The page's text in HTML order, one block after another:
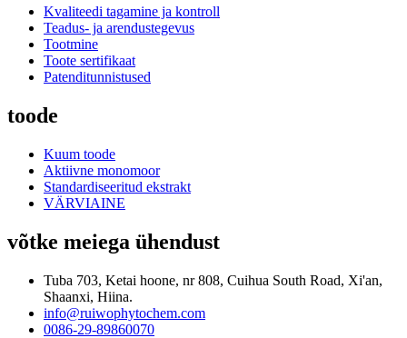
Kvaliteedi tagamine ja kontroll
Teadus- ja arendustegevus
Tootmine
Toote sertifikaat
Patenditunnistused
toode
Kuum toode
Aktiivne monomoor
Standardiseeritud ekstrakt
VÄRVIAINE
võtke meiega ühendust
Tuba 703, Ketai hoone, nr 808, Cuihua South Road, Xi'an,
Shaanxi, Hiina.
info@ruiwophytochem.com
0086-29-89860070